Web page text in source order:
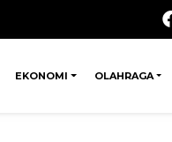
EKONOMI OLAHRAGA